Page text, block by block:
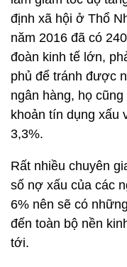
định xã hội ở Thổ
năm 2016 đã có
đoàn kinh tế lớn,
phủ để tránh được
ngân hàng, họ
khoản tín dụng xấu
3,3%.
Rất nhiều chuyên
số nợ xấu của các
6% nên sẽ có
đến toàn bộ nền
tới.